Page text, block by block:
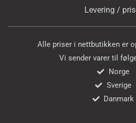
Levering /
Alle priser i nettbutikken er
Vi sender varer til
Norge
Sverige
Danmark